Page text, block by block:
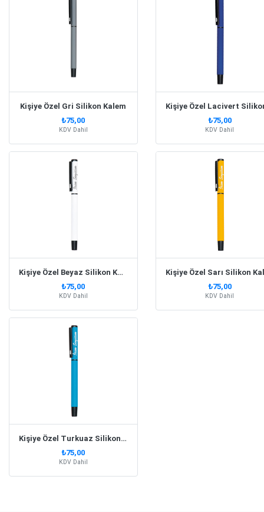
Kişiye Özel Gri Silikon Kalem
₺75,00
KDV Dahil
₺75,00
KDV Dahil
Kişiye Özel Beyaz Silikon Kaplama Metal Kalem
₺75,00
KDV Dahil
₺75,00
KDV Dahil
Kişiye Özel Turkuaz Silikon Kalem
₺75,00
KDV Dahil